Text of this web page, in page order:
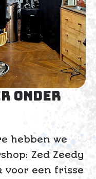
onder
hebben we
Zed Zeedy
voor een frisse